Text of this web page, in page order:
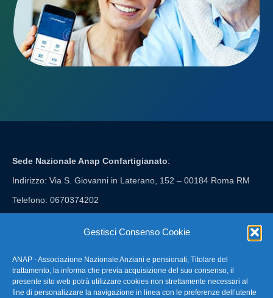
Gestisci Consenso Cookie
ANAP - Associazione Nazionale Anziani e pensionati, Titolare del
trattamento, la informa che previa acquisizione del suo consenso, il
presente sito web potrà utilizzare cookies non strettamente necessari al
fine di personalizzare la navigazione in linea con le preferenze dell’utente
Sede Nazionale Anap Confartigianato:
Indirizzo: Via S. Giovanni in Laterano, 152 – 00184 Roma RM
Telefono: 0670374202
FAQ – Domande Frequenti